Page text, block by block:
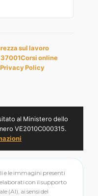
sul lavoro
37001Corsi online
Privacy Policy
al Ministero dello
VE2010C000315.
e le immagini presenti
con il supporto
(AI), ai sensi del